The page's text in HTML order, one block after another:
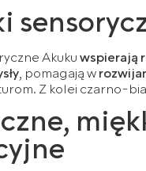
Akukuwspierają
, pomagają w
Z kolei czarno-